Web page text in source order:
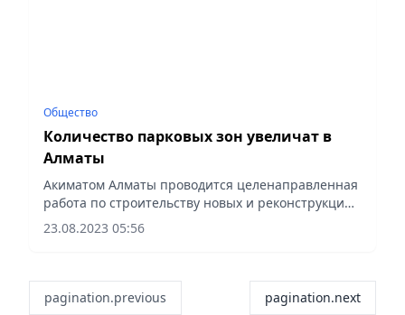
Общество
Количество парковых зон увеличат в
Алматы
Акиматом Алматы проводится целенаправленная
работа по строительству новых и реконструкции
существующих парковых зон. Об этом в ходе
рабочего объезда сообщил заместитель акима
23.08.2023 05:56
pagination.previous pagination.next